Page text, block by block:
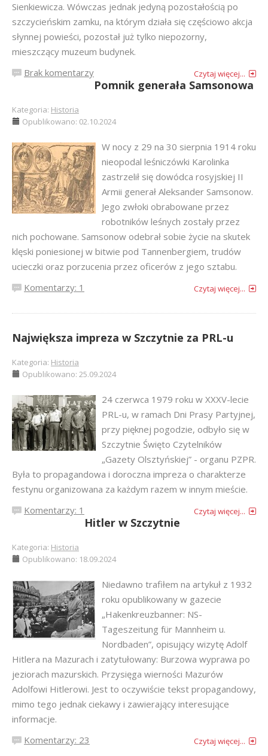
Sienkiewicza. Wówczas jednak jedyną pozostałością po
szczycieńskim zamku, na którym działa się częściowo akcja
słynnej powieści, pozostał już tylko niepozorny,
mieszczący muzeum budynek.
Brak komentarzy
Czytaj więcej...
Pomnik generała Samsonowa
Kategoria: Historia
Opublikowano: 02.10.2024
W nocy z 29 na 30 sierpnia 1914 roku
nieopodal leśniczówki Karolinka
zastrzelił się dowódca rosyjskiej II
Armii generał Aleksander Samsonow.
Jego zwłoki obrabowane przez
robotników leśnych zostały przez
nich pochowane. Samsonow odebrał sobie życie na skutek
klęski poniesionej w bitwie pod Tannenbergiem, trudów
ucieczki oraz porzucenia przez oficerów z jego sztabu.
Komentarzy: 1
Czytaj więcej...
Największa impreza w Szczytnie za PRL-u
Kategoria: Historia
Opublikowano: 25.09.2024
24 czerwca 1979 roku w XXXV-lecie
PRL-u, w ramach Dni Prasy Partyjnej,
przy pięknej pogodzie, odbyło się w
Szczytnie Święto Czytelników
„Gazety Olsztyńskiej” - organu PZPR.
Była to propagandowa i doroczna impreza o charakterze
festynu organizowana za każdym razem w innym mieście.
Komentarzy: 1
Czytaj więcej...
Hitler w Szczytnie
Kategoria: Historia
Opublikowano: 18.09.2024
Niedawno trafiłem na artykuł z 1932
roku opublikowany w gazecie
„Hakenkreuzbanner: NS-
Tageszeitung für Mannheim u.
Nordbaden”, opisujący wizytę Adolf
Hitlera na Mazurach i zatytułowany: Burzowa wyprawa po
jeziorach mazurskich. Przysięga wierności Mazurów
Adolfowi Hitlerowi. Jest to oczywiście tekst propagandowy,
mimo tego jednak ciekawy i zawierający interesujące
informacje.
Komentarzy: 23
Czytaj więcej...